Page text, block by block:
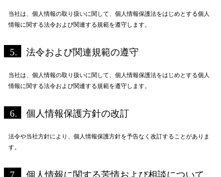
当社は、個人情報の取り扱いに関して、個人情報保護法をはじめとする個人
情報に関する法令および関連する規範を遵守します。
5. 法令および関連規範の遵守
当社は、個人情報の取り扱いに関して、個人情報保護法をはじめとする個人
情報に関する法令および関連する規範を遵守します。
6. 個人情報保護方針の改訂
法令や当社方針により、個人情報保護方針を予告なく改訂することがありま
す。